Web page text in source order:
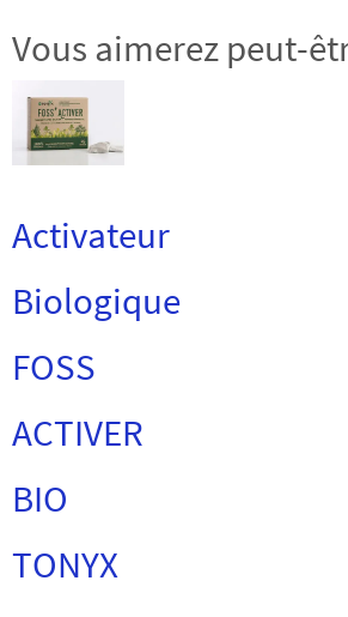
Vous aimerez peut-
Activateur
Biologique
FOSS
ACTIVER
BIO
TONYX